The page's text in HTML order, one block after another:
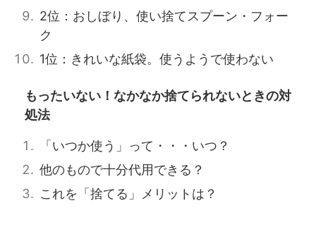
2位：おしぼり、使い捨てスプーン・フォー
ク
1位：きれいな紙袋。使うようで使わない
もったいない！なかなか捨てられないときの対
処法
「いつか使う」って・・・いつ？
他のもので十分代用できる？
これを「捨てる」メリットは？